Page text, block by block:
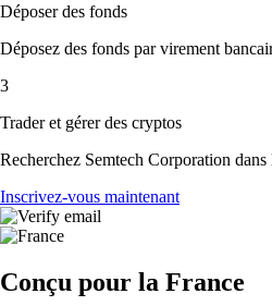
Déposer des fonds
Déposez des fonds par virement
3
Trader et gérer des cryptos
Recherchez Semtech Corporation
Inscrivez-vous maintenant
Conçu pour la France